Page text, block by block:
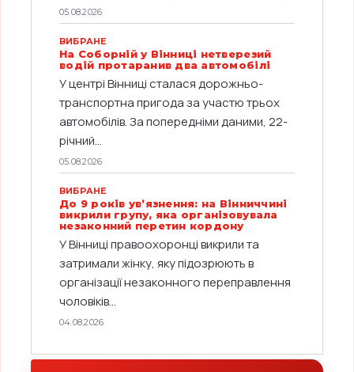
05.08.2026
ВИБРАНЕ
На Соборній у Вінниці нетверезий
водій протаранив два автомобілі
У центрі Вінниці сталася дорожньо-
транспортна пригода за участю трьох
автомобілів. За попередніми даними, 22-
річний...
05.08.2026
ВИБРАНЕ
До 9 років ув’язнення: на Вінниччині
викрили групу, яка організовувала
незаконний перетин кордону
У Вінниці правоохоронці викрили та
затримали жінку, яку підозрюють в
організації незаконного переправлення
чоловіків...
04.08.2026